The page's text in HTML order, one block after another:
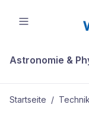
Astronomie &
Startseite /